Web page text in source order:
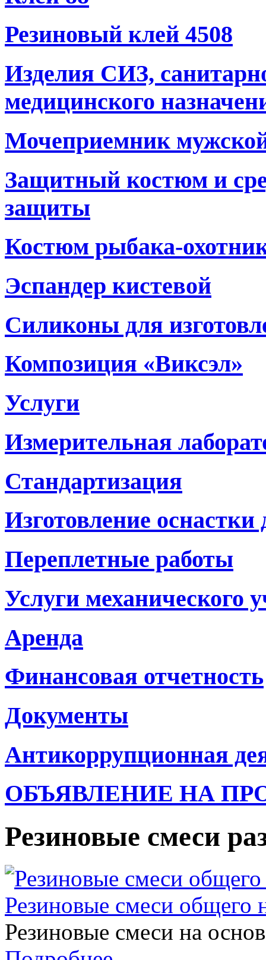
Резиновый клей 4508
Изделия СИЗ,
медицинского
Мочеприемник
Защитный костюм и
защиты
Костюм рыбака-
Эспандер кистевой
Силиконы для
Композиция «Виксэл»
Услуги
Измерительная
Стандартизация
Изготовление
Переплетные работы
Услуги механического
Аренда
Финансовая отчетность
Документы
Антикоррупционная
ОБЪЯВЛЕНИЕ НА
Резиновые смеси
Резиновые смеси общего
Резиновые смеси на